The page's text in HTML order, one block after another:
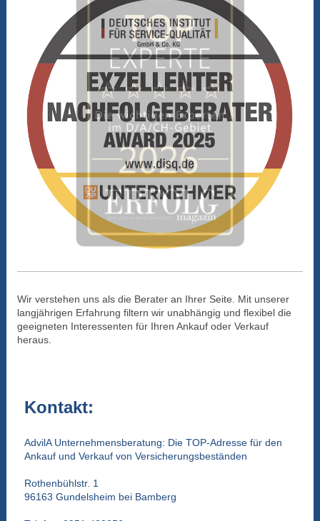
Wir verstehen uns als die Berater an Ihrer Seite. Mit unserer
langjährigen Erfahrung filtern wir unabhängig und flexibel die
geeigneten Interessenten für Ihren Ankauf oder Verkauf
heraus.
Kontakt:
AdvilA Unternehmensberatung: Die TOP-Adresse für den
Ankauf und Verkauf von Versicherungsbeständen
Rothenbühlstr. 1
96163 Gundelsheim bei Bamberg